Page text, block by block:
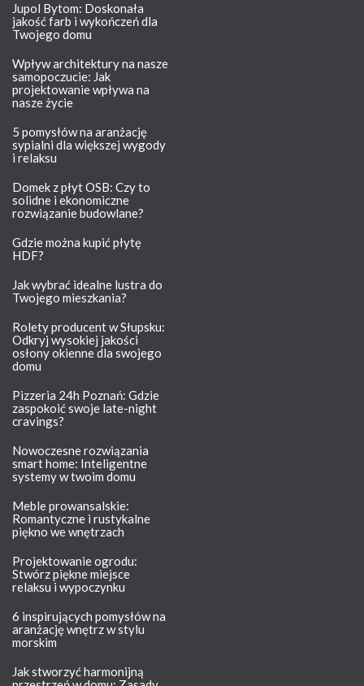
Jupol Bytom: Doskonała
jakość farb i wykończeń dla
Twojego domu
Wpływ architektury na nasze
samopoczucie: Jak
projektowanie wpływa na
nasze życie
5 pomysłów na aranżację
sypialni dla większej wygody
i relaksu
Domek z płyt OSB: Czy to
solidne i ekonomiczne
rozwiązanie budowlane?
Gdzie można kupić płytę
HDF?
Jak wybrać idealne lustra do
Twojego mieszkania?
Rolety producent w Słupsku:
Odkryj wysokiej jakości
osłony okienne dla swojego
domu
Pizzeria 24h Poznań: Gdzie
zaspokoić swoje late-night
cravings?
Nowoczesne rozwiązania
smart home: Inteligentne
systemy w twoim domu
Meble prowansalskie:
Romantyczne i rustykalne
piękno we wnętrzach
Projektowanie ogrodu:
Stwórz piękne miejsce
relaksu i wypoczynku
6 inspirujących pomysłów na
aranżację wnętrz w stylu
morskim
Jak stworzyć harmonijną